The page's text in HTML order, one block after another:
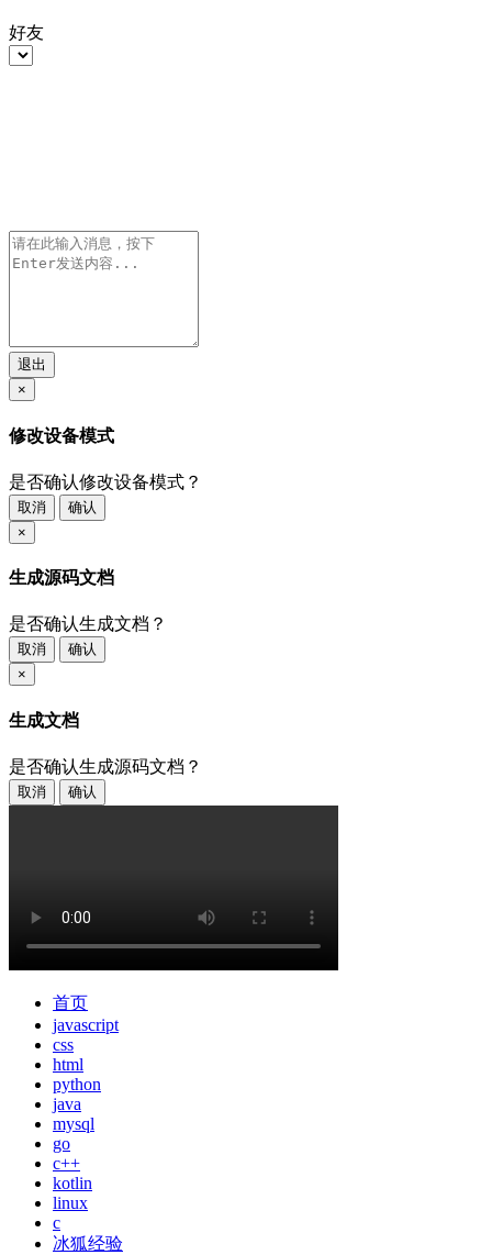
好友
退出
×
修改设备模式
是否确认修改设备模式？
取消
确认
×
生成源码文档
是否确认生成文档？
取消
确认
×
生成文档
是否确认生成源码文档？
取消 确认
首页
javascript
css
html
python
java
mysql
go
c++
kotlin
linux
c
冰狐经验